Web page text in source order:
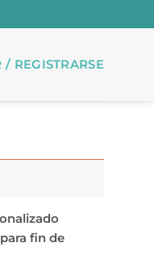
/ REGISTRARSE
fin de